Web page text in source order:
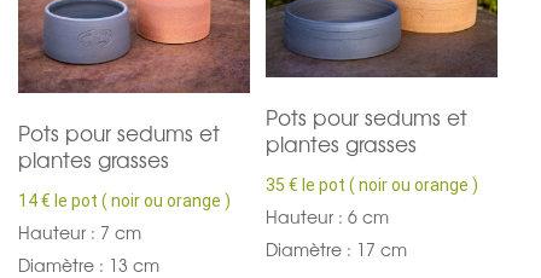
Pots pour sedums et
plantes grasses
14 € le pot ( noir ou orange )
Hauteur : 7 cm
Diamètre : 13 cm
Pots pour sedums et
plantes grasses
35 € le pot ( noir ou orange )
Hauteur : 6 cm
Diamètre : 17 cm